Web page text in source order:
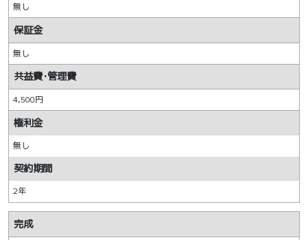
無し
保証金
無し
共益費･管理費
4,500円
権利金
無し
契約期間
2年
完成